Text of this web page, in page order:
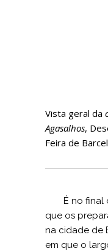
Vista geral da
Agasalhos,
Feira de
É no final
que os
na cidade de
em que o